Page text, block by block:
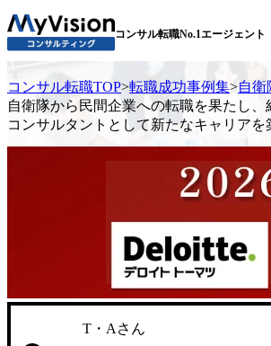
コンサル転職No.1エージェント
コンサル転職TOP>転職成功事例集>自
自衛隊から民間企業への転職を果たし
コンサルタントとして新たなキャリアを
T・Aさん